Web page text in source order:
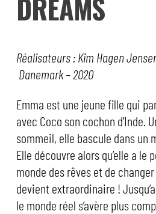
DREAMS
Réalisateurs : Kim Hagen
Danemark – 2020
Emma est une jeune fille qui
avec Coco son cochon d’Inde.
sommeil, elle bascule dans un
Elle découvre alors qu’elle a le
monde des rêves et de
devient extraordinaire !
le monde réel s’avère plus